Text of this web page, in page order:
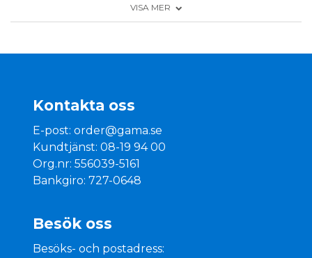
VISA MER
Kontakta oss
E-post:order@gama.se
Kundtjänst: 08-19 94 00
Org.nr: 556039-5161
Bankgiro: 727-0648
Besök oss
Besöks- och postadress: